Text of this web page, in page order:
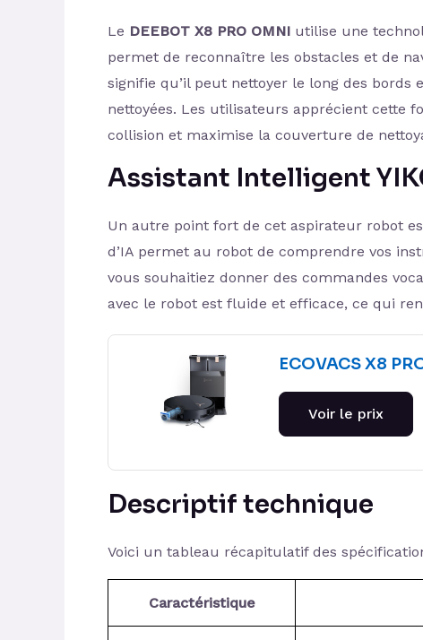
Le DEEBOT X8 PRO OMNI utilise une
permet de reconnaître les obstacles et de
signifie qu’il peut nettoyer le long des bords
nettoyées. Les utilisateurs apprécient cette
collision et maximise la couverture de
Assistant Intelligent
Un autre point fort de cet aspirateur robot
d’IA permet au robot de comprendre vos
vous souhaitiez donner des commandes
avec le robot est fluide et efficace, ce qui
ECOVACS X8
Voir le prix
Descriptif technique
Voici un tableau récapitulatif des
Caractéristique